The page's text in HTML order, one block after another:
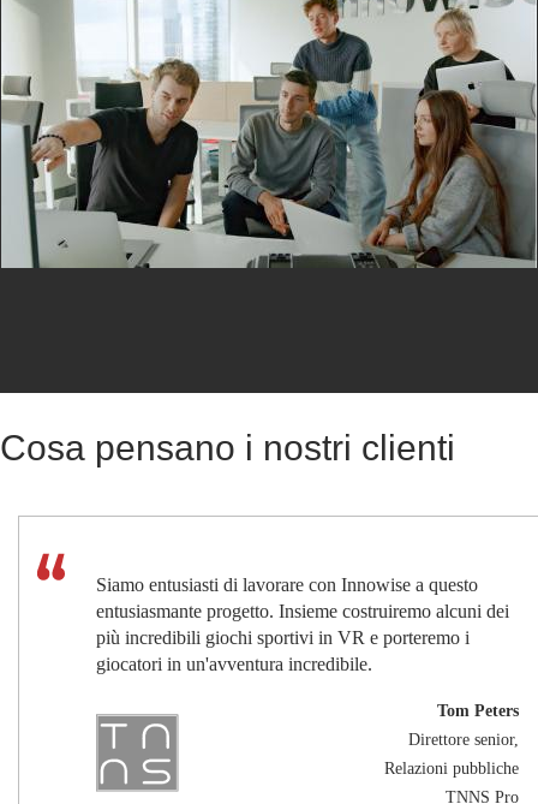
Cosa pensano i nostri clienti
Siamo entusiasti di lavorare con Innowise a questo
entusiasmante progetto. Insieme costruiremo alcuni dei
più incredibili giochi sportivi in VR e porteremo i
giocatori in un'avventura incredibile.
Tom Peters
Direttore senior,
Relazioni pubbliche
TNNS Pro